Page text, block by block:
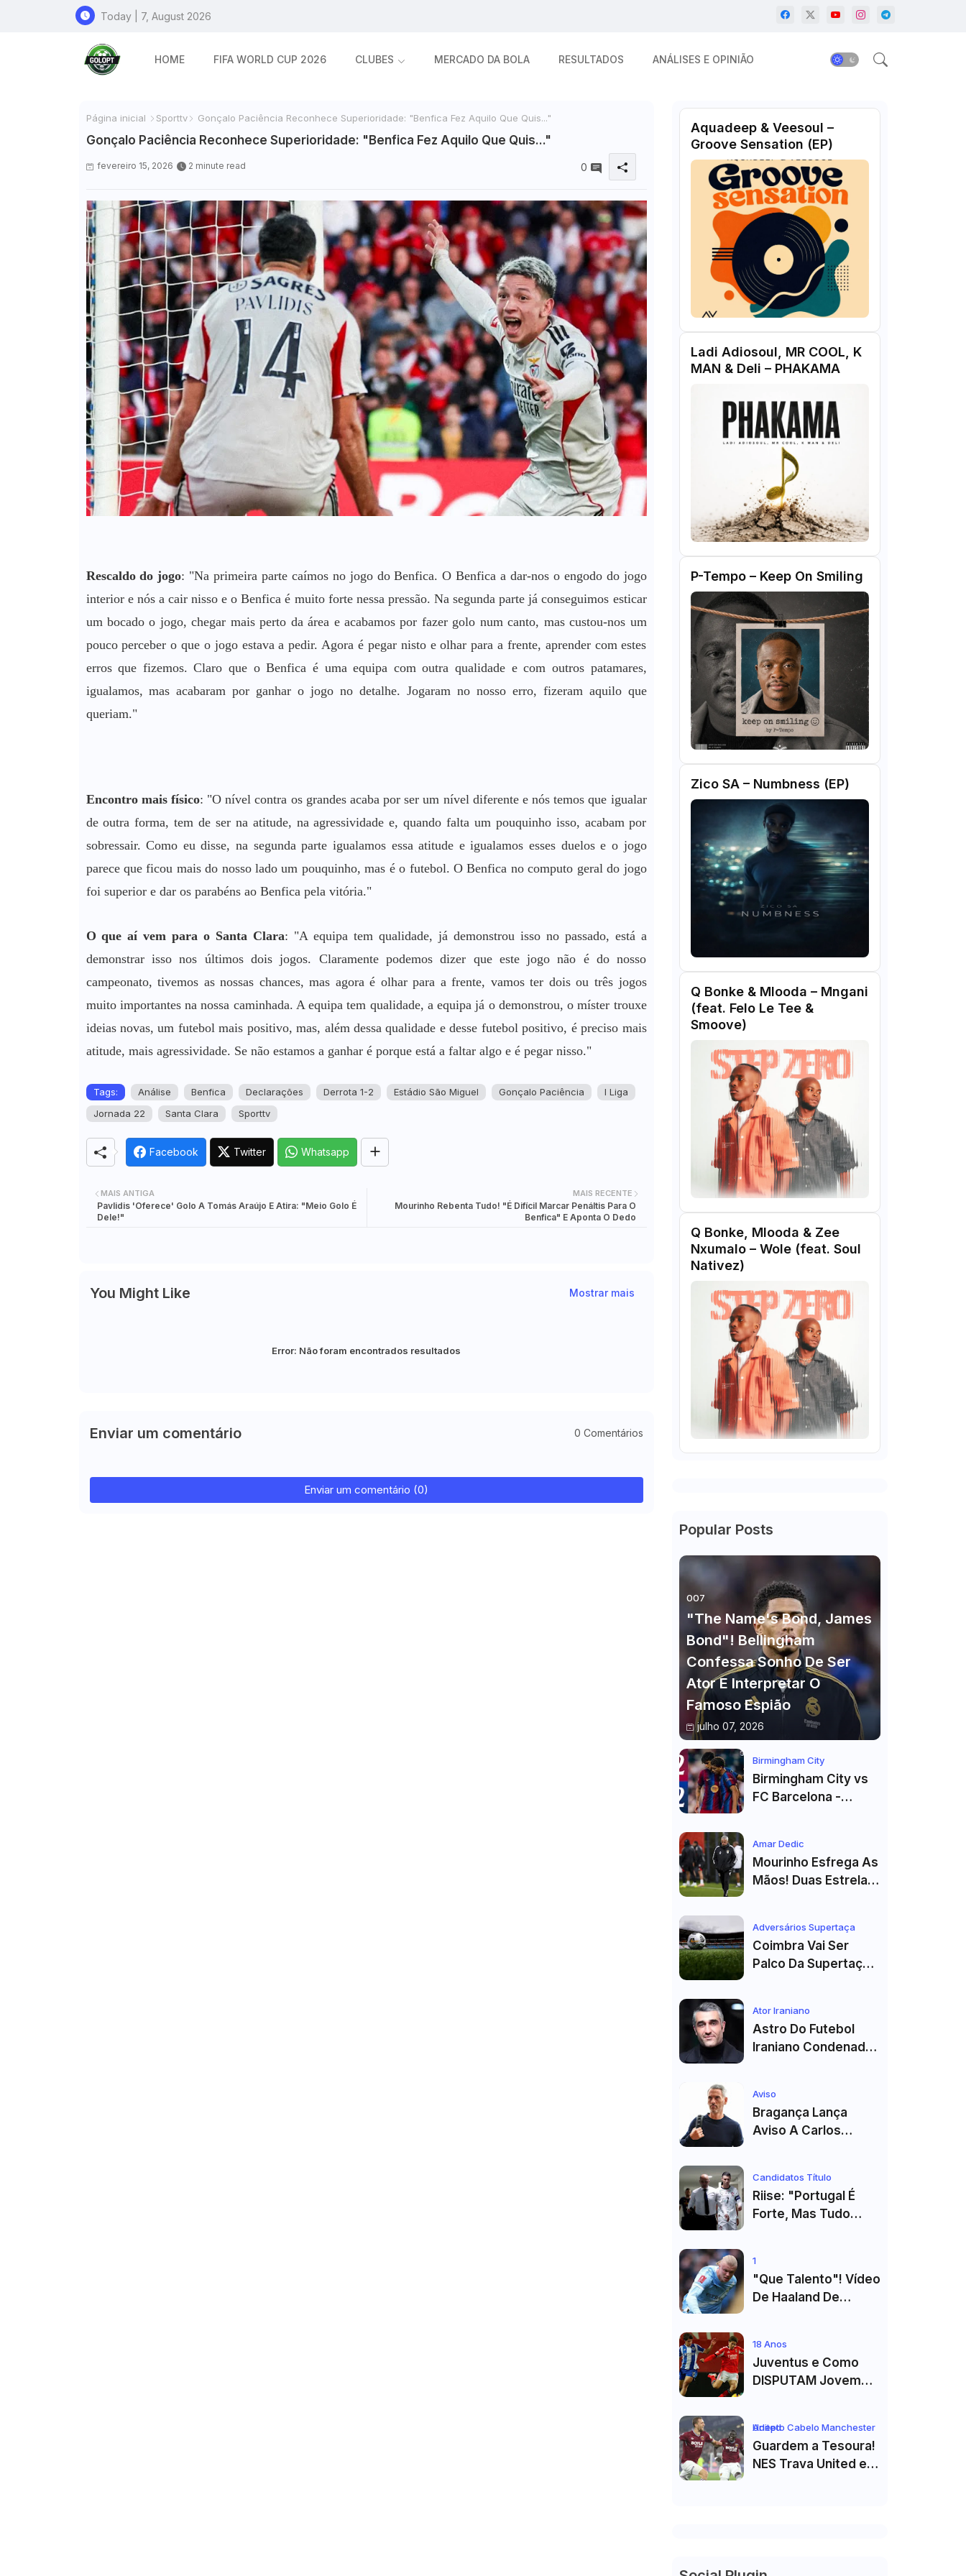
Today | 7, August 2026
HOME FIFA WORLD CUP 2026 CLUBES MERCADO DA BOLA RESULTADOS ANÁLISES E OPINIÃO
Página inicial Sporttv Gonçalo Paciência Reconhece Superioridade: "Benfica Fez Aquilo Que Quis..."
Gonçalo Paciência Reconhece Superioridade: "Benfica Fez Aquilo Que Quis..."
fevereiro 15, 2026 2 minute read 0
Rescaldo do jogo: "Na primeira parte caímos no jogo do Benfica. O Benfica a dar-nos o engodo do jogo
interior e nós a cair nisso e o Benfica é muito forte nessa pressão. Na segunda parte já conseguimos esticar
um bocado o jogo, chegar mais perto da área e acabamos por fazer golo num canto, mas custou-nos um
pouco perceber o que o jogo estava a pedir. Agora é pegar nisto e olhar para a frente, aprender com estes
erros que fizemos. Claro que o Benfica é uma equipa com outra qualidade e com outros patamares,
igualamos, mas acabaram por ganhar o jogo no detalhe. Jogaram no nosso erro, fizeram aquilo que
queriam."
Encontro mais físico: "O nível contra os grandes acaba por ser um nível diferente e nós temos que igualar
de outra forma, tem de ser na atitude, na agressividade e, quando falta um pouquinho isso, acabam por
sobressair. Como eu disse, na segunda parte igualamos essa atitude e igualamos esses duelos e o jogo
parece que ficou mais do nosso lado um pouquinho, mas é o futebol. O Benfica no computo geral do jogo
foi superior e dar os parabéns ao Benfica pela vitória."
O que aí vem para o Santa Clara: "A equipa tem qualidade, já demonstrou isso no passado, está a
demonstrar isso nos últimos dois jogos. Claramente podemos dizer que este jogo não é do nosso
campeonato, tivemos as nossas chances, mas agora é olhar para a frente, vamos ter dois ou três jogos
muito importantes na nossa caminhada. A equipa tem qualidade, a equipa já o demonstrou, o míster trouxe
ideias novas, um futebol mais positivo, mas, além dessa qualidade e desse futebol positivo, é preciso mais
atitude, mais agressividade. Se não estamos a ganhar é porque está a faltar algo e é pegar nisso."
Tags: Análise Benfica Declarações Derrota 1-2 Estádio São Miguel Gonçalo Paciência
I Liga
Jornada 22
Santa Clara Sporttv
Facebook Twitter Whatsapp
MAIS RECENTE
Mourinho Rebenta Tudo! "É Difícil Marcar Penáltis Para O
Benfica" E Aponta O Dedo
MAIS ANTIGA
Pavlidis 'Oferece' Golo A Tomás Araújo E Atira: "Meio Golo É
Dele!"
You Might Like Mostrar mais
Error: Não foram encontrados resultados
Enviar um comentário 0 Comentários
Enviar um comentário (0)
Aquadeep & Veesoul –
Groove Sensation (EP)
Ladi Adiosoul, MR COOL, K
MAN & Deli – PHAKAMA
P-Tempo – Keep On Smiling
Zico SA – Numbness (EP)
Q Bonke & Mlooda – Mngani
(feat. Felo Le Tee &
Smoove)
Q Bonke, Mlooda & Zee
Nxumalo – Wole (feat. Soul
Nativez)
Popular Posts
007
"The Name's Bond, James
Bond"! Bellingham
Confessa Sonho De Ser
Ator E Interpretar O
Famoso Espião
julho 07, 2026
Birmingham City
Birmingham City vs
FC Barcelona -
Amar Dedic
Mourinho Esfrega As
Mãos! Duas Estrelas
Madrid
Adversários Supertaça
Coimbra Vai Ser
Palco Da Supertaça
E Adversários
Confirmados
Ator Iraniano
Astro Do Futebol
Iraniano Condenado
Acusado De Estupro
E Sequestro
Aviso
Bragança Lança
Aviso A Carlos
O Sp. Braga
Candidatos Título
Riise: "Portugal É
Forte, Mas Tudo
Ronaldo"
1
"Que Talento"! Vídeo
De Haaland De
Internet
18 Anos
Juventus e Como
DISPUTAM Jovem
Adepto Cabelo Manchester United
Guardem a Tesoura!
NES Trava United e